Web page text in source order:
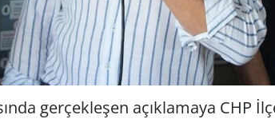
gerçekleşen açıklamaya CHP